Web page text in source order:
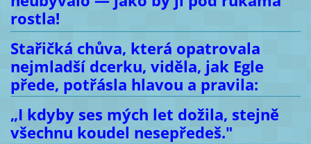
rostla!
Stařičká chůva, která opatrovala
nejmladší dcerku, viděla, jak Egle
přede, potřásla hlavou a pravila:
„I kdyby ses mých let dožila, stejně
všechnu koudel nesepředeš."